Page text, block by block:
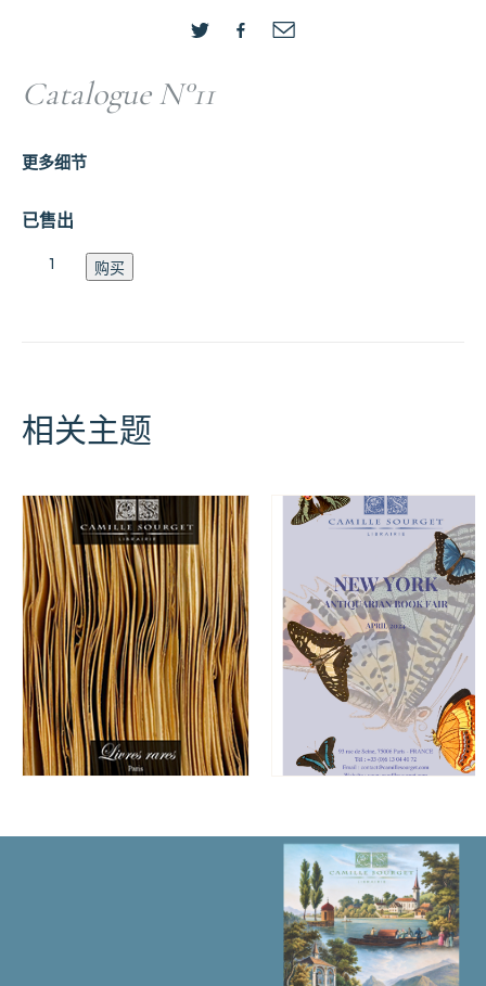
Catalogue N°11
已售出
更多细节
Catalogue 购买
相关主题